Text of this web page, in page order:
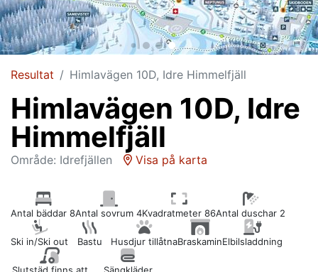
Resultat Himlavägen 10D, Idre Himmelfjäll
Himlavägen 10D, Idre
Himmelfjäll
Område: Idrefjällen Visa på karta
Antal bäddar 8Antal sovrum 4Kvadratmeter 86Antal duschar 2
Ski in/Ski out Bastu Husdjur tillåtnaBraskaminElbilsladdning